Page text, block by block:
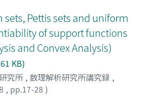
Pettis sets and uniform
of support functions
and Convex Analysis)
KB)
究所 , 数理解析研究所講究録 ,
, pp.17-28 )